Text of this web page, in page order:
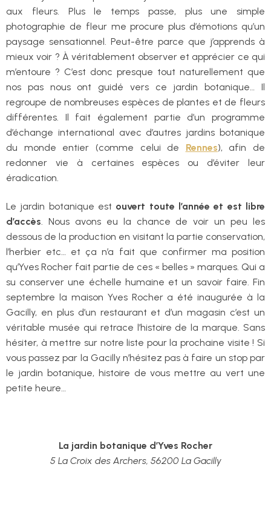
aux fleurs. Plus le temps passe, plus une simple
photographie de fleur me procure plus d’émotions qu’un
paysage sensationnel. Peut-être parce que j’apprends à
mieux voir ? À véritablement observer et apprécier ce qui
m’entoure ? C’est donc presque tout naturellement que
nos pas nous ont guidé vers ce jardin botanique… Il
regroupe de nombreuses espèces de plantes et de fleurs
différentes. Il fait également partie d’un programme
d’échange international avec d’autres jardins botanique
du monde entier (comme celui de Rennes), afin de
redonner vie à certaines espèces ou d’éviter leur
éradication.
Le jardin botanique est ouvert toute l’année et est libre
d’accès. Nous avons eu la chance de voir un peu les
dessous de la production en visitant la partie conservation,
l’herbier etc… et ça n’a fait que confirmer ma position
qu’Yves Rocher fait partie de ces « belles » marques. Qui a
su conserver une échelle humaine et un savoir faire. Fin
septembre la maison Yves Rocher a été inaugurée à la
Gacilly, en plus d’un restaurant et d’un magasin c’est un
véritable musée qui retrace l’histoire de la marque. Sans
hésiter, à mettre sur notre liste pour la prochaine visite ! Si
vous passez par la Gacilly n’hésitez pas à faire un stop par
le jardin botanique, histoire de vous mettre au vert une
petite heure…
La jardin botanique d’Yves Rocher
5 La Croix des Archers, 56200 La Gacilly